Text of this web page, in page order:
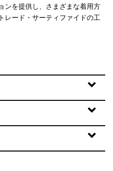
ンを提供し、さまざまな着用方
レード・サーティファイドの工